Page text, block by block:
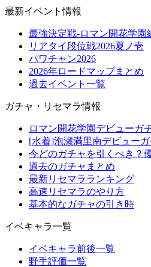
最新イベント情報
最強決定戦-ロマン開花学園
リアタイ段位戦2026夏ノ壱
パワチャン2026
2026年ロードマップまとめ
過去イベント一覧
ガチャ・リセマラ情報
ロマン開花学園デビューガ
[水着]泡瀬満里南デビューガ
今どのガチャを引くべき？
過去のガチャまとめ
最新リセマラランキング
高速リセマラのやり方
基本的なガチャの引き時
イベキャラ一覧
イベキャラ前後一覧
野手評価一覧